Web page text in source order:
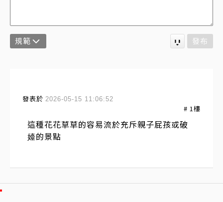
規範 發布
發表於 2026-05-15 11:06:52
# 1 樓
這種花花草草的容易流於充斥親子屁孩或破
嬯的景點